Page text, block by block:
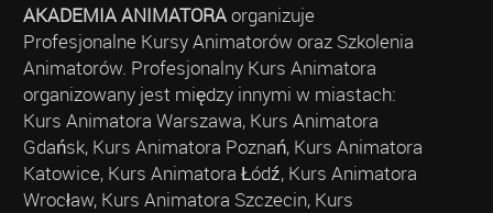
AKADEMIA ANIMATORAorganizuje
Profesjonalne Kursy Animatorów oraz Szkolenia
Animatorów. Profesjonalny Kurs Animatora
organizowany jest między innymi w miastach:
Kurs Animatora Warszawa, Kurs Animatora
Gdańsk, Kurs Animatora Poznań, Kurs Animatora
Katowice, Kurs Animatora Łódź, Kurs Animatora
Wrocław, Kurs Animatora Szczecin, Kurs